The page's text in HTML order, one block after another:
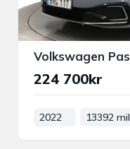
224 700kr
2022 13392 mil